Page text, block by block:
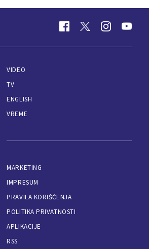
VIDEO
TV
ENGLISH
VREME
MARKETING
IMPRESUM
PRAVILA KORIŠĆENJA
POLITIKA PRIVATNOSTI
APLIKACIJE
RSS